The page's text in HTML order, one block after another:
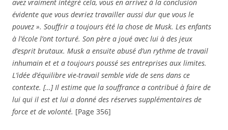
avez vraiment intégré cela, vous en arrivez à la conclusion
évidente que vous devriez travailler aussi dur que vous le
pouvez ». Souffrir a toujours été la chose de Musk. Les enfants
à l’école l’ont torturé. Son père a joué avec lui à des jeux
d’esprit brutaux. Musk a ensuite abusé d’un rythme de travail
inhumain et et a toujours poussé ses entreprises aux limites.
L’idée d’équilibre vie-travail semble vide de sens dans ce
contexte. […] Il estime que la souffrance a contribué à faire de
lui qui il est et lui a donné des réserves supplémentaires de
force et de volonté. [Page 356]